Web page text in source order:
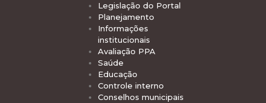
Legislação do Portal
Planejamento
Informações
institucionais
Avaliação PPA
Saúde
Educação
Controle interno
Conselhos municipais